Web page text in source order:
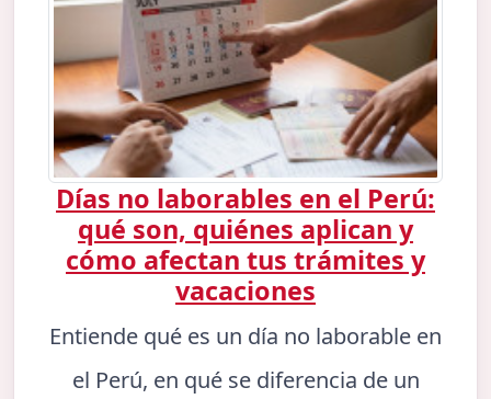
Días no laborables en el Perú:
qué son, quiénes aplican y
cómo afectan tus trámites y
vacaciones
Entiende qué es un día no laborable en
el Perú, en qué se diferencia de un